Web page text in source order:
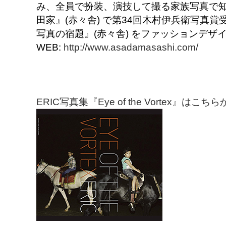
み、全員で扮装、演技して撮る家族写真で
田家』(赤々舎) で第34回木村伊兵衛写真賞
写真の宿題』(赤々舎) をファッションデザ
WEB: http://www.asadamasashi.com/
ERIC写真集『Eye of the Vortex』はこちら